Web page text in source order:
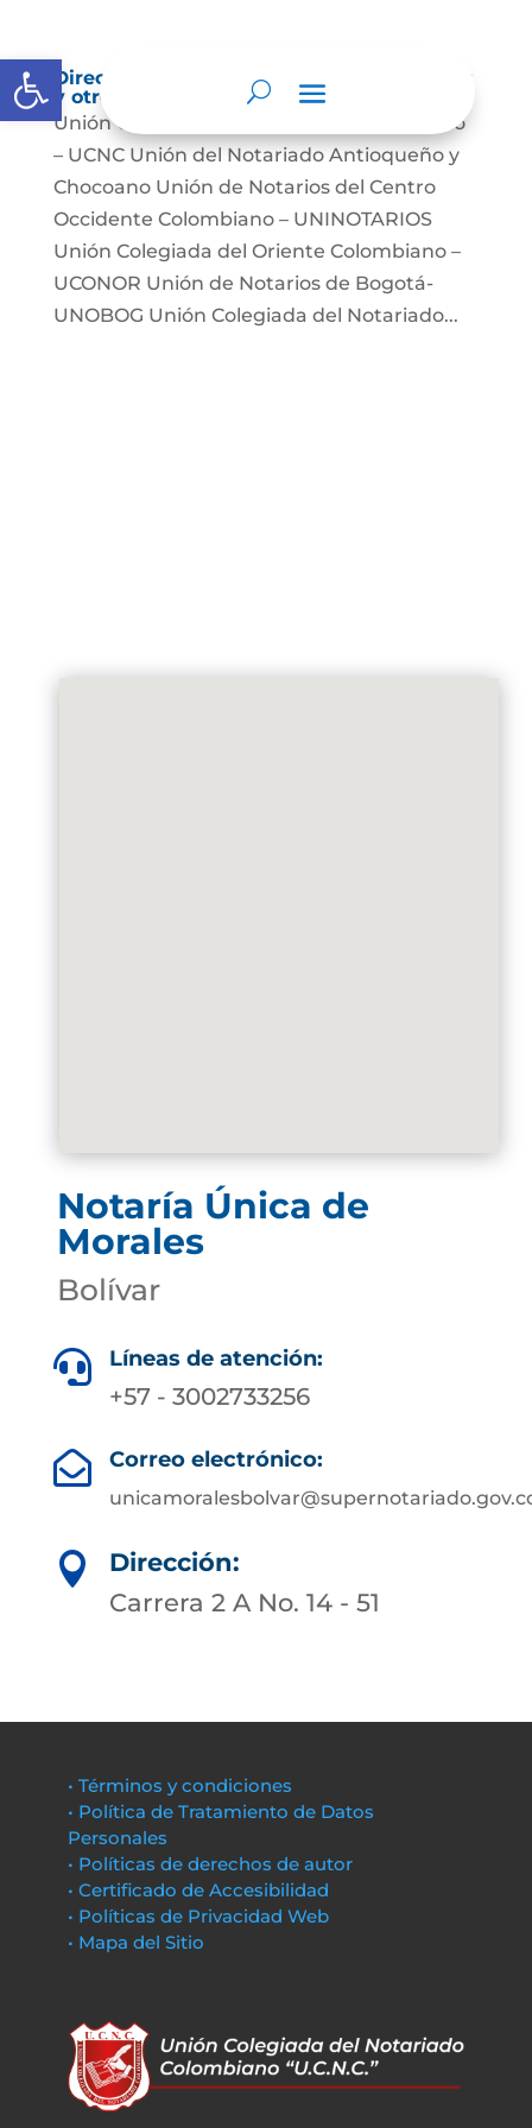
Abrir barra de herramientas
Directorio de agremiaciones, asociaciones
y otros grupos de interés
Unión Colegiada de Notariado Colombiano
– UCNC Unión del Notariado Antioqueño y
Chocoano Unión de Notarios del Centro
Occidente Colombiano – UNINOTARIOS
Unión Colegiada del Oriente Colombiano –
UCONOR Unión de Notarios de Bogotá-
UNOBOG Unión Colegiada del Notariado...
Notaría Única de
Morales
Bolívar
 Líneas de atención:
+57 - 3002733256
 Correo electrónico:

Dirección:
Carrera 2 A No. 14 - 51
• Términos y condiciones
• Política de Tratamiento de Datos
Personales
• Políticas de derechos de autor
• Certificado de Accesibilidad
• Políticas de Privacidad Web
• Mapa del Sitio